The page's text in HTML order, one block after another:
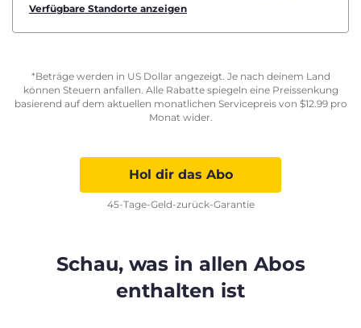
Verfügbare Standorte anzeigen
*Beträge werden in US Dollar angezeigt. Je nach deinem Land
können Steuern anfallen. Alle Rabatte spiegeln eine Preissenkung
basierend auf dem aktuellen monatlichen Servicepreis von $12.99pro
Monat wider.
Hol dir das Abo
45-Tage-Geld-zurück-Garantie
Schau, was in allen Abos
enthalten ist